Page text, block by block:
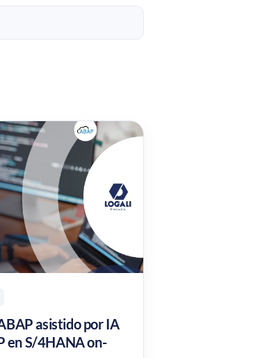
asistido por IA
en S/4HANA on-